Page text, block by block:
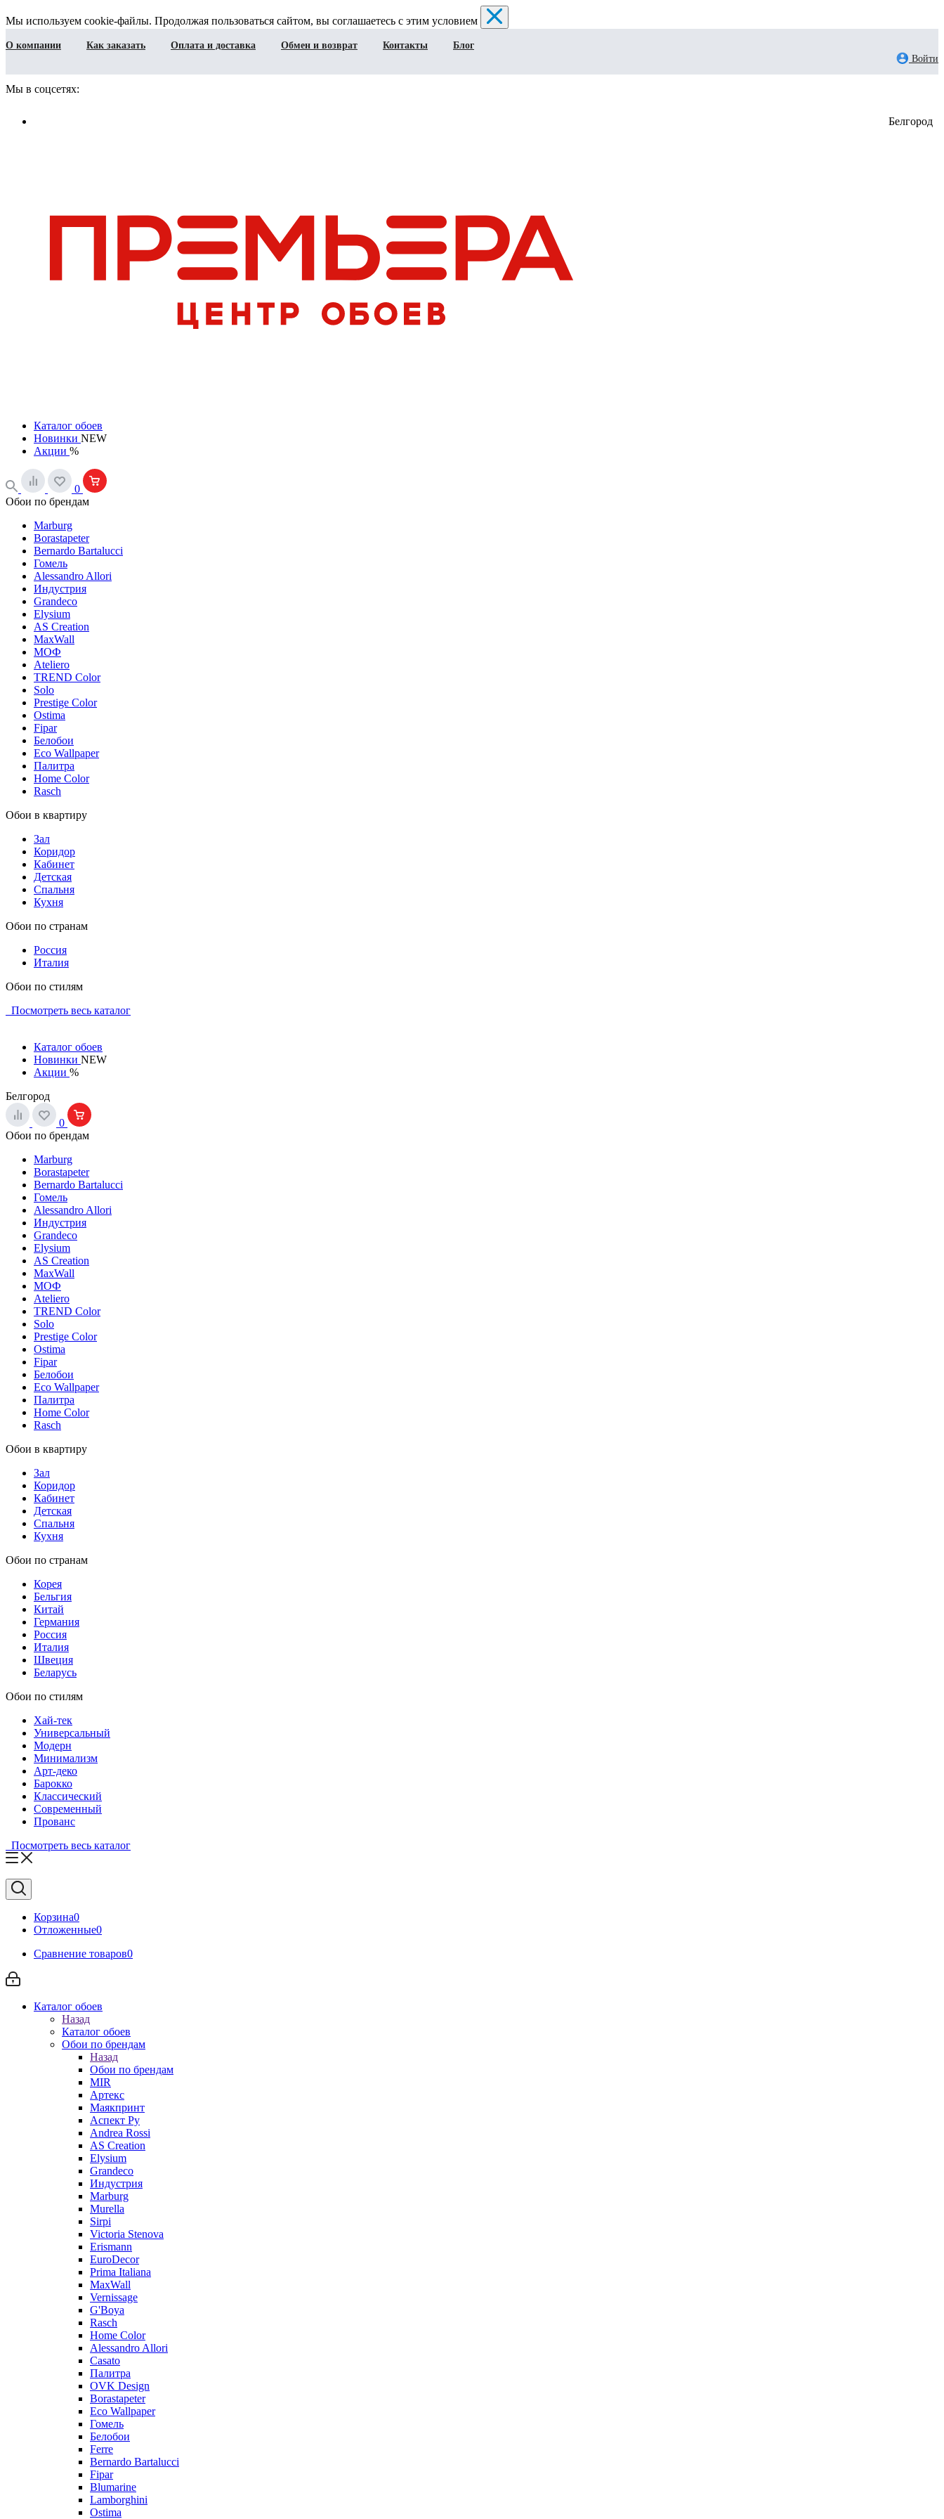
Мы используем cookie-файлы. Продолжая пользоваться сайтом, вы соглашаетесь с этим условием
О компании Как заказать Оплата и доставка Обмен и возврат Контакты
Блог
Войти
Мы в соцсетях:
Белгород
Каталог обоев
Новинки NEW
Акции %
0
Обои по брендам
Marburg
Borastapeter
Bernardo Bartalucci
Гомель
Alessandro Allori
Индустрия
Grandeco
Elysium
AS Creation
MaxWall
МОФ
Ateliero
TREND Color
Solo
Prestige Color
Ostima
Fipar
Белобои
Eco Wallpaper
Палитра
Home Color
Rasch
Обои в квартиру
Зал
Коридор
Кабинет
Детская
Спальня
Кухня
Обои по странам
Россия
Италия
Обои по стилям
Посмотреть весь каталог
Каталог обоев
Новинки NEW
Акции %
Белгород
0
Обои по брендам
Marburg
Borastapeter
Bernardo Bartalucci
Гомель
Alessandro Allori
Индустрия
Grandeco
Elysium
AS Creation
MaxWall
МОФ
Ateliero
TREND Color
Solo
Prestige Color
Ostima
Fipar
Белобои
Eco Wallpaper
Палитра
Home Color
Rasch
Обои в квартиру
Зал
Коридор
Кабинет
Детская
Спальня
Кухня
Обои по странам
Корея
Бельгия
Китай
Германия
Россия
Италия
Швеция
Беларусь
Обои по стилям
Хай-тек
Универсальный
Модерн
Минимализм
Арт-деко
Барокко
Классический
Современный
Прованс
Посмотреть весь каталог
Корзина0
Отложенные0
Сравнение товаров0
Каталог обоев
Назад
Каталог обоев
Обои по брендам
Назад
Обои по брендам
MIR
Артекс
Маякпринт
Аспект Ру
Andrea Rossi
AS Creation
Elysium
Grandeco
Индустрия
Marburg
Murella
Sirpi
Victoria Stenova
Erismann
EuroDecor
Prima Italiana
MaxWall
Vernissage
G'Boya
Rasch
Home Color
Alessandro Allori
Casato
Палитра
OVK Design
Borastapeter
Eco Wallpaper
Гомель
Белобои
Ferre
Bernardo Bartalucci
Fipar
Blumarine
Lamborghini
Ostima